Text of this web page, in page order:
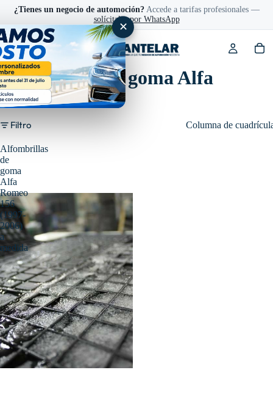
¿Tienes un negocio de automoción?Accede a tarifas profesionales —
solícitalas por WhatsApp
✕
Alfombras de goma Alfa
Romeo 156
Filtro Columna de
Alfombrillas
de
goma
Alfa
Romeo
156
(1997-
2006)
a
medida